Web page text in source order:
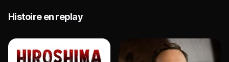
Histoire en replay